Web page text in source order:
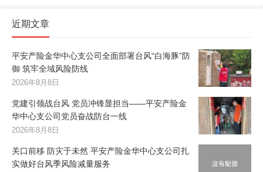
近期文章
平安产险金华中心支公司全面部署台风“白海豚”防
御 筑牢全域风险防线
2026年8月8日
党建引领战台风 党员冲锋显担当——平安产险金
华中心支公司党员奋战防台一线
2026年8月8日
关口前移 防灾于未然 平安产险金华中心支公司扎
实做好台风季风险减量服务